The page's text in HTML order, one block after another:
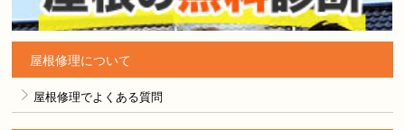
屋根修理について
屋根修理でよくある質問